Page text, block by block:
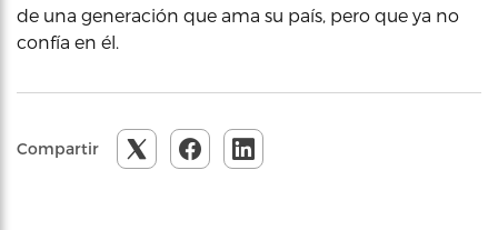
de una generación que ama su país, pero que ya no
confía en él.
Compartir